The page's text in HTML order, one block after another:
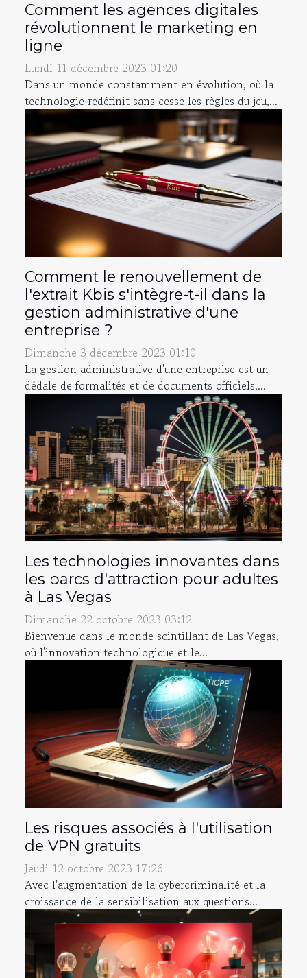
Comment les agences digitales
révolutionnent le marketing en
ligne
Lundi 11 décembre 2023 01:20
Dans un monde constamment en évolution, où la
technologie redéfinit sans cesse les règles du jeu,...
Comment le renouvellement de
l'extrait Kbis s'intègre-t-il dans la
gestion administrative d'une
entreprise ?
Dimanche 3 décembre 2023 01:10
La gestion administrative d'une entreprise est un
dédale de formalités et de documents officiels,...
Les technologies innovantes dans
les parcs d'attraction pour adultes
à Las Vegas
Dimanche 22 octobre 2023 03:12
Bienvenue dans le monde scintillant de Las Vegas,
où l'innovation technologique et le...
Les risques associés à l'utilisation
de VPN gratuits
Jeudi 12 octobre 2023 17:26
Avec l'augmentation de la cybercriminalité et la
croissance de la sensibilisation aux questions...